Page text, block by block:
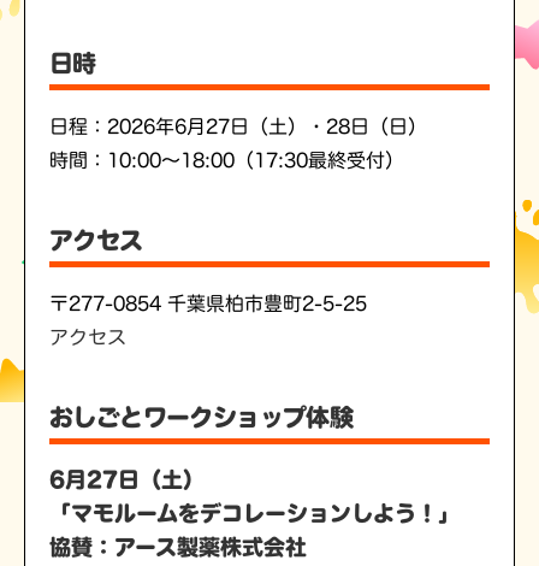
日時
日程：2026年6月27日（土）・28日（日）
時間：10:00〜18:00（17:30最終受付）
アクセス
〒277-0854 千葉県柏市豊町2-5-25
アクセス
おしごとワークショップ体験
6月27日（土）
「マモルームをデコレーションしよう！」
協賛：アース製薬株式会社